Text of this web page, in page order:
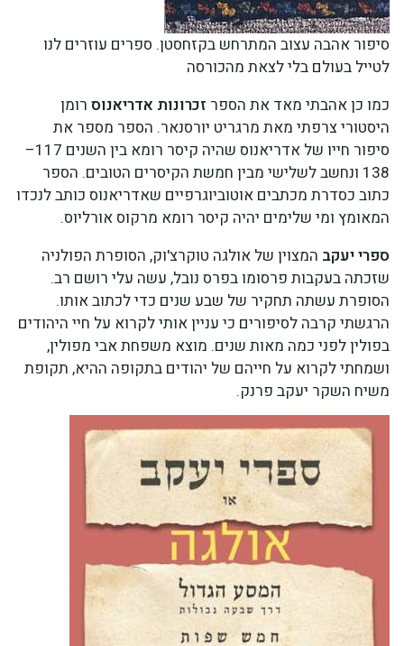
סיפור אהבה עצוב המתרחש בקזחסטן. ספרים עוזרים לנו
לטייל בעולם בלי לצאת מהכורסה
כמו כן אהבתי מאד את הספר זכרונות אדריאנוס רומן
היסטורי צרפתי מאת מרגריט יורסנאר. הספר מספר את
סיפור חייו של אדריאנוס שהיה קיסר רומא בין השנים 117–
138 ונחשב לשלישי מבין חמשת הקיסרים הטובים. הספר
כתוב כסדרת מכתבים אוטוביוגרפיים שאדריאנוס כותב לנכדו
המאומץ ומי שלימים יהיה קיסר רומא מרקוס אורליוס.
ספרי יעקב המצוין של אולגה טוקרצ'וק, הסופרת הפולניה
שזכתה בעקבות פרסומו בפרס נובל, עשה עלי רושם רב.
הסופרת עשתה תחקיר של שבע שנים כדי לכתוב אותו.
הרגשתי קרבה לסיפורים כי עניין אותי לקרוא על חיי היהודים
בפולין לפני כמה מאות שנים. מוצא משפחת אבי מפולין,
ושמחתי לקרוא על חייהם של יהודים בתקופה ההיא, תקופת
משיח השקר יעקב פרנק.